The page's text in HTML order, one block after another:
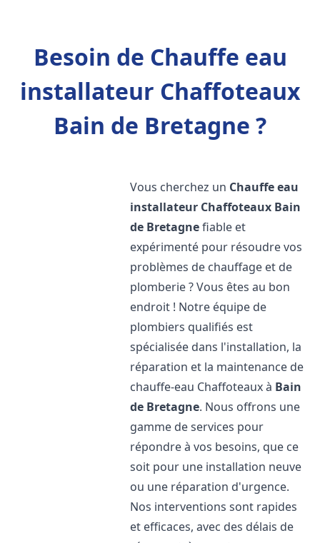
Besoin de Chauffe eau
installateur Chaffoteaux
Bain de Bretagne ?
Vous cherchez un Chauffe eau
installateur Chaffoteaux Bain
de Bretagnefiable et
expérimenté pour résoudre vos
problèmes de chauffage et de
plomberie ? Vous êtes au bon
endroit ! Notre équipe de
plombiers qualifiés est
spécialisée dans l'installation, la
réparation et la maintenance de
chauffe-eau Chaffoteaux à Bain
de Bretagne. Nous offrons une
gamme de services pour
répondre à vos besoins, que ce
soit pour une installation neuve
ou une réparation d'urgence.
Nos interventions sont rapides
et efficaces, avec des délais de